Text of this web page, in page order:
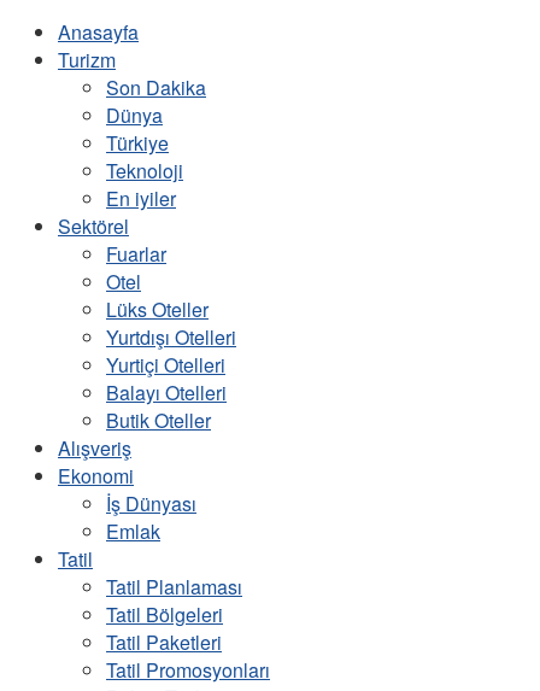
Anasayfa
Turizm
Son Dakika
Dünya
Türkiye
Teknoloji
En iyiler
Sektörel
Fuarlar
Otel
Lüks Oteller
Yurtdışı Otelleri
Yurtiçi Otelleri
Balayı Otelleri
Butik Oteller
Alışveriş
Ekonomi
İş Dünyası
Emlak
Tatil
Tatil Planlaması
Tatil Bölgeleri
Tatil Paketleri
Tatil Promosyonları